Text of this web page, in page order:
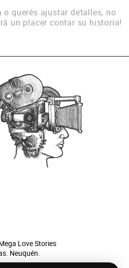
querés ajustar detalles, no
un placer contar su historia!
Love Stories
Neuquén.